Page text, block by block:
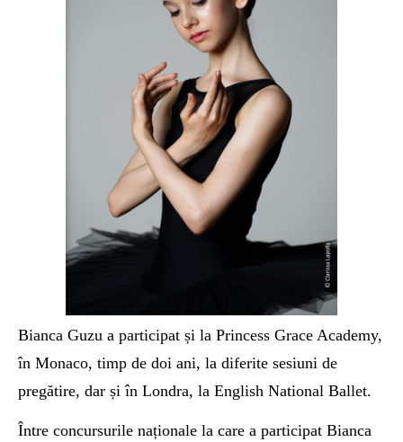
Bianca Guzu a participat și la Princess Grace Academy,
în Monaco, timp de doi ani, la diferite sesiuni de
pregătire, dar și în Londra, la English National Ballet.
Între concursurile naționale la care a participat Bianca